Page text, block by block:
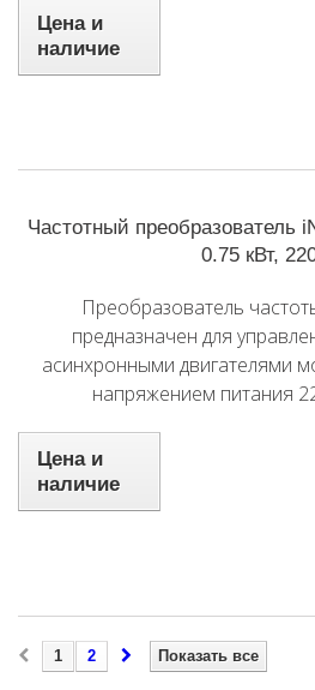
Цена и
наличие
Частотный преобразователь
0.75 кВт,
Преобразователь
предназначен для
асинхронными двигателями
напряжением питания
Цена и
наличие
Показать все
1 2